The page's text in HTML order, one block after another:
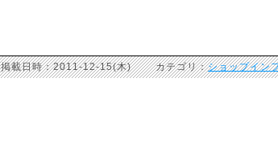
掲載日時：2011-12-15(木) カテゴリ：ショップイン